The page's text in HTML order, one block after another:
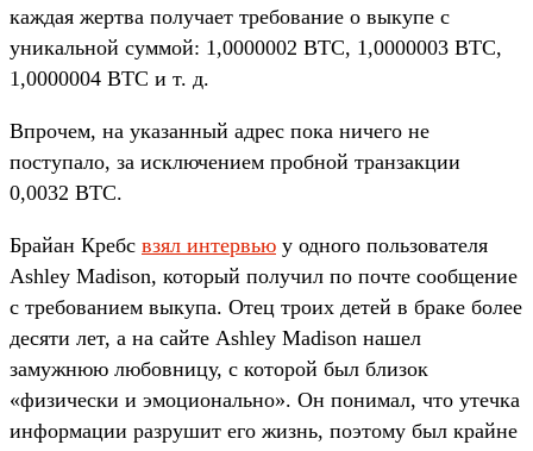
каждая жертва получает требование о выкупе с
уникальной суммой: 1,0000002 BTC, 1,0000003 BTC,
1,0000004 BTC и т. д.
Впрочем, на указанный адрес пока ничего не
поступало, за исключением пробной транзакции
0,0032 BTC.
Брайан Кребс взял интервью у одного пользователя
Ashley Madison, который получил по почте сообщение
с требованием выкупа. Отец троих детей в браке более
десяти лет, а на сайте Ashley Madison нашел
замужнюю любовницу, с которой был близок
«физически и эмоционально». Он понимал, что утечка
информации разрушит его жизнь, поэтому был крайне